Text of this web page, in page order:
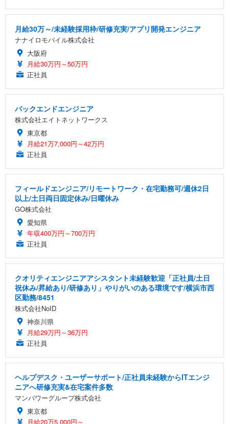
月給30万～/未経験採用枠/研修充実/アプリ開発エンジニア
ナナイロモバイル株式会社
大阪府
月給30万円～50万円
正社員
バックエンドエンジニア
株式会社エイトネットワークス
東京都
月給21万7,000円～42万円
正社員
フィールドエンジニア/リモートワーク・在宅勤務可/週休2日
以上/土日両日固定休み/日曜休み
GO株式会社
愛知県
年収400万円～700万円
正社員
クオリティエンジニアアシスタント未経験歓迎「正社員/土日
祝休み/昇給あり/研修あり」やりがいのある環境です/横浜市西
区勤務/8451
株式会社NoID
神奈川県
月給29万円～36万円
正社員
ヘルプデスク・ユーザーサポート/正社員未経験からITエンジ
ニアへ研修充実&在宅案件多数
マンパワーグループ株式会社
東京都
月給20万5,000円～